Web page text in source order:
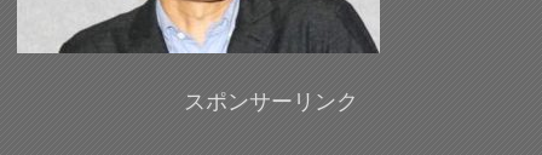
スポンサーリンク